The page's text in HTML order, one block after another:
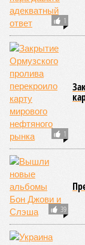
гражданской
отдыхающих, кто
взорвали
из определения,
намеренно
убить, а
площади был
акт, хоть в
происходить
Алексей Живов
руководстве
Киев будет
оружие».
«Звание Героев
Игорю Костюкову)
как пишут
разведке её
– ценой